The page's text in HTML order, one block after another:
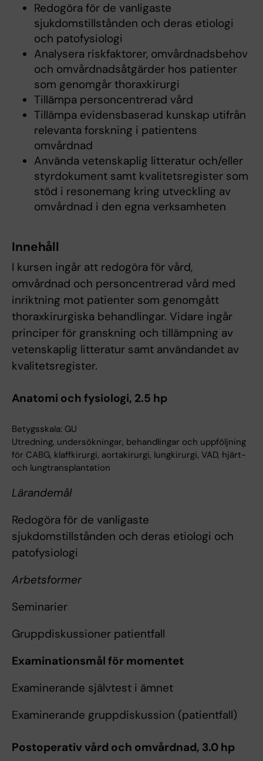
Redogöra för de vanligaste
sjukdomstillstånden och deras etiologi
och patofysiologi
Analysera riskfaktorer, omvårdnadsbehov
och omvårdnadsåtgärder hos patienter
som genomgår thoraxkirurgi
Tillämpa personcentrerad vård
Tillämpa evidensbaserad kunskap utifrån
relevanta forskning i patientens
omvårdnad
Använda vetenskaplig litteratur och/eller
styrdokument samt kvalitetsregister som
stöd i resonemang kring utveckling av
omvårdnad i den egna verksamheten
Innehåll
I kursen ingår att redogöra för vård,
omvårdnad och personcentrerad vård med
inriktning mot patienter som genomgått
thoraxkirurgiska behandlingar. Vidare ingår
principer för granskning och tillämpning av
vetenskaplig litteratur samt användandet av
kvalitetsregister.
Anatomi och fysiologi, 2.5 hp
Betygsskala: GU
Utredning, undersökningar, behandlingar och uppföljning
för CABG, klaffkirurgi, aortakirurgi, lungkirurgi, VAD, hjärt-
och lungtransplantation
Lärandemål
Redogöra för de vanligaste
sjukdomstillstånden och deras etiologi och
patofysiologi
Arbetsformer
Seminarier
Gruppdiskussioner patientfall
Examinationsmål för momentet
Examinerande självtest i ämnet
Examinerande gruppdiskussion (patientfall)
Postoperativ vård och omvårdnad, 3.0 hp